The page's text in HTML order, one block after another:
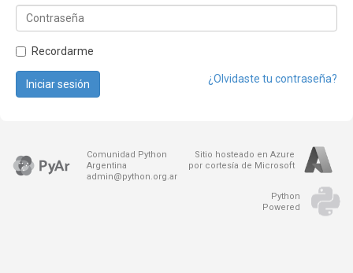
Recordarme
¿Olvidaste tu contraseña?
Iniciar sesión
Comunidad Python
Argentina
admin@python.org.ar
Sitio hosteado en Azure
por cortesía de Microsoft
Python
Powered